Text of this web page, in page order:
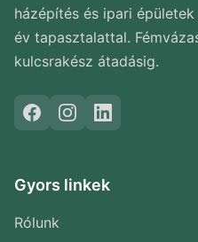
házépítés és ipari
év tapasztalattal.
kulcsrakész átadásig.
Gyors linkek
Rólunk